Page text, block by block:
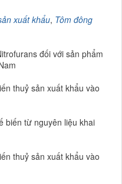
xuất khẩu, Tôm đông
đối với sản phẩm
thuỷ sản xuất khẩu vào
biến từ nguyên liệu khai
thuỷ sản xuất khẩu vào